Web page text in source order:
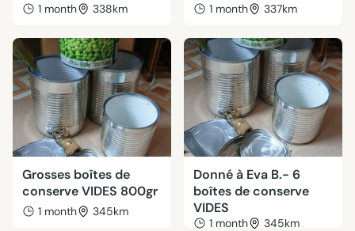
1 month 338km 1 month 337km
Grosses boîtes de
conserve VIDES 800gr
1 month 345km
Donné à Eva B.- 6
boîtes de conserve
VIDES
1 month 345km